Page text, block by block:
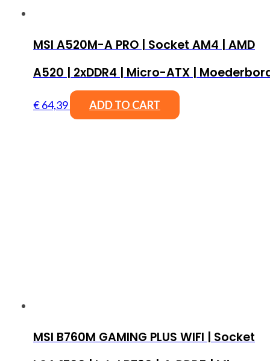
MSI A520M-A PRO | Socket AM4 | AMD
A520 | 2xDDR4 | Micro-ATX |
€64,39 ADD TO CART
MSI B760M GAMING PLUS WIFI | Socket